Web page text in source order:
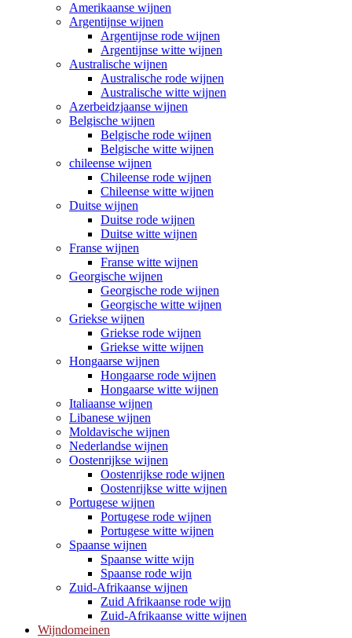
Amerikaanse wijnen
Argentijnse wijnen
Argentijnse rode wijnen
Argentijnse witte wijnen
Australische wijnen
Australische rode wijnen
Australische witte wijnen
Azerbeidzjaanse wijnen
Belgische wijnen
Belgische rode wijnen
Belgische witte wijnen
chileense wijnen
Chileense rode wijnen
Chileense witte wijnen
Duitse wijnen
Duitse rode wijnen
Duitse witte wijnen
Franse wijnen
Franse witte wijnen
Georgische wijnen
Georgische rode wijnen
Georgische witte wijnen
Griekse wijnen
Griekse rode wijnen
Griekse witte wijnen
Hongaarse wijnen
Hongaarse rode wijnen
Hongaarse witte wijnen
Italiaanse wijnen
Libanese wijnen
Moldavische wijnen
Nederlandse wijnen
Oostenrijkse wijnen
Oostenrijkse rode wijnen
Oostenrijkse witte wijnen
Portugese wijnen
Portugese rode wijnen
Portugese witte wijnen
Spaanse wijnen
Spaanse witte wijn
Spaanse rode wijn
Zuid-Afrikaanse wijnen
Zuid Afrikaanse rode wijn
Zuid-Afrikaanse witte wijnen
Wijndomeinen